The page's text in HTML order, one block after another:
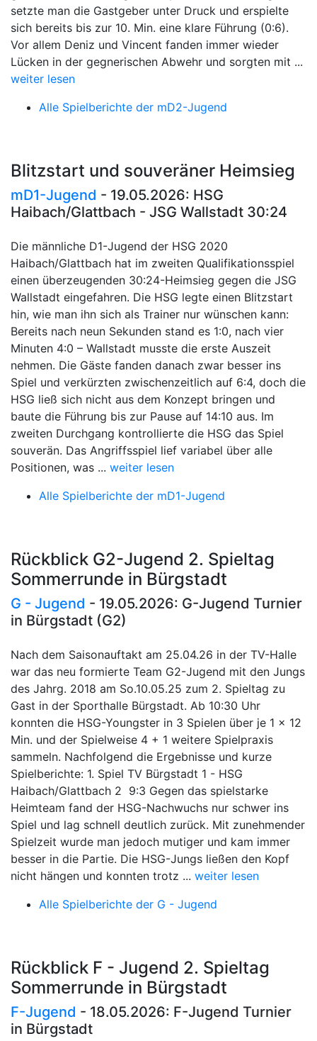
setzte man die Gastgeber unter Druck und erspielte
sich bereits bis zur 10. Min. eine klare Führung (0:6).
Vor allem Deniz und Vincent fanden immer wieder
Lücken in der gegnerischen Abwehr und sorgten mit ...
weiter lesen
Alle Spielberichte der mD2-Jugend
Blitzstart und souveräner Heimsieg
mD1-Jugend - 19.05.2026: HSG
Haibach/Glattbach - JSG Wallstadt 30:24
Die männliche D1-Jugend der HSG 2020
Haibach/Glattbach hat im zweiten Qualifikationsspiel
einen überzeugenden 30:24-Heimsieg gegen die JSG
Wallstadt eingefahren. Die HSG legte einen Blitzstart
hin, wie man ihn sich als Trainer nur wünschen kann:
Bereits nach neun Sekunden stand es 1:0, nach vier
Minuten 4:0 – Wallstadt musste die erste Auszeit
nehmen. Die Gäste fanden danach zwar besser ins
Spiel und verkürzten zwischenzeitlich auf 6:4, doch die
HSG ließ sich nicht aus dem Konzept bringen und
baute die Führung bis zur Pause auf 14:10 aus. Im
zweiten Durchgang kontrollierte die HSG das Spiel
souverän. Das Angriffsspiel lief variabel über alle
Positionen, was ... weiter lesen
Alle Spielberichte der mD1-Jugend
Rückblick G2-Jugend 2. Spieltag
Sommerrunde in Bürgstadt
G - Jugend - 19.05.2026: G-Jugend Turnier
in Bürgstadt (G2)
Nach dem Saisonauftakt am 25.04.26 in der TV-Halle
war das neu formierte Team G2-Jugend mit den Jungs
des Jahrg. 2018 am So.10.05.25 zum 2. Spieltag zu
Gast in der Sporthalle Bürgstadt. Ab 10:30 Uhr
konnten die HSG-Youngster in 3 Spielen über je 1 x 12
Min. und der Spielweise 4 + 1 weitere Spielpraxis
sammeln. Nachfolgend die Ergebnisse und kurze
Spielberichte: 1. Spiel TV Bürgstadt 1 - HSG
Haibach/Glattbach 2 9:3 Gegen das spielstarke
Heimteam fand der HSG-Nachwuchs nur schwer ins
Spiel und lag schnell deutlich zurück. Mit zunehmender
Spielzeit wurde man jedoch mutiger und kam immer
besser in die Partie. Die HSG-Jungs ließen den Kopf
nicht hängen und konnten trotz ... weiter lesen
Alle Spielberichte der G - Jugend
Rückblick F - Jugend 2. Spieltag
Sommerrunde in Bürgstadt
F-Jugend - 18.05.2026: F-Jugend Turnier
in Bürgstadt